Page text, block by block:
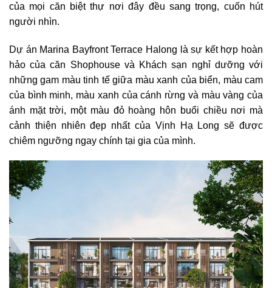
của mọi căn biệt thự nơi đây đều sang trọng, cuốn hút
người nhìn.
Dự án Marina Bayfront Terrace Halong là sự kết hợp hoàn
hảo của căn Shophouse và Khách sạn nghỉ dưỡng với
những gam màu tinh tế giữa màu xanh của biển, màu cam
của bình minh, màu xanh của cánh rừng và màu vàng của
ánh mặt trời, một màu đỏ hoàng hôn buổi chiều nơi mà
cảnh thiện nhiên đẹp nhất của Vịnh Hạ Long sẽ được
chiêm ngưỡng ngay chính tại gia của mình.